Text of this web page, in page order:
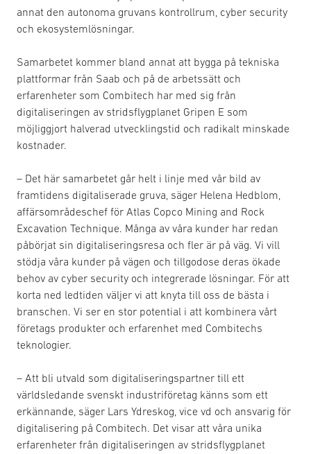
annat den autonoma gruvans kontrollrum, cyber security
och ekosystemlösningar.
Samarbetet kommer bland annat att bygga på tekniska
plattformar från Saab och på de arbetssätt och
erfarenheter som Combitech har med sig från
digitaliseringen av stridsflygplanet Gripen E som
möjliggjort halverad utvecklingstid och radikalt minskade
kostnader.
– Det här samarbetet går helt i linje med vår bild av
framtidens digitaliserade gruva, säger Helena Hedblom,
affärsområdeschef för Atlas Copco Mining and Rock
Excavation Technique. Många av våra kunder har redan
påbörjat sin digitaliseringsresa och fler är på väg. Vi vill
stödja våra kunder på vägen och tillgodose deras ökade
behov av cyber security och integrerade lösningar. För att
korta ned ledtiden väljer vi att knyta till oss de bästa i
branschen. Vi ser en stor potential i att kombinera vårt
företags produkter och erfarenhet med Combitechs
teknologier.
– Att bli utvald som digitaliseringspartner till ett
världsledande svenskt industriföretag känns som ett
erkännande, säger Lars Ydreskog, vice vd och ansvarig för
digitalisering på Combitech. Det visar att våra unika
erfarenheter från digitaliseringen av stridsflygplanet